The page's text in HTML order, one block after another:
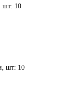
шт: 10
шт: 10